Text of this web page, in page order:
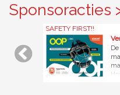
Sponsoracties
SAFETY FIRST!!